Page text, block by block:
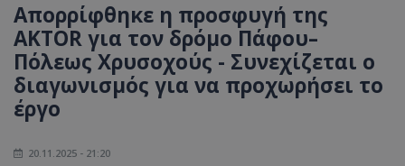
Απορρίφθηκε η προσφυγή της
AKTOR για τον δρόμο Πάφου–
Πόλεως Χρυσοχούς - Συνεχίζεται ο
διαγωνισμός για να προχωρήσει το
έργο
20.11.2025 - 21:20